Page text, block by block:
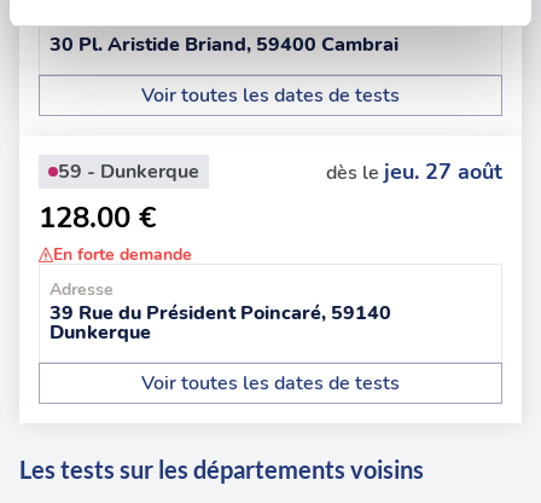
Les cookies nous permettent de personnaliser le contenu
et les annonces, d'offrir des fonctionnalités relatives aux
médias sociaux et d'analyser notre trafic. Nous
partageons également des informations sur l'utilisation de
publicité et d'analyse, qui peuvent combiner celles-ci
ou qu'ils ont collectées lors de votre utilisation de leurs
services.
Adresse
30 Pl. Aristide Briand, 59400 Cambrai
Voir toutes les dates de tests
59 - Dunkerque dès le jeu. 27 août
128.00 €
En forte demande
Adresse
39 Rue du Président Poincaré, 59140
Dunkerque
Voir toutes les dates de tests
Les tests sur les départements voisins